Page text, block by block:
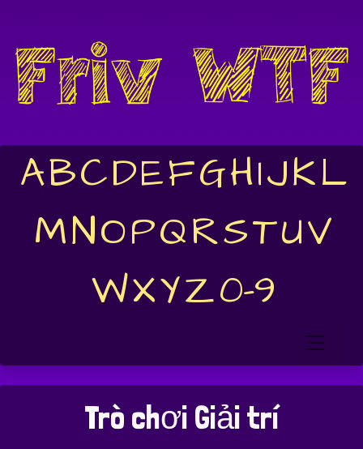
ABCDEFGHIJKL
MNOPQRSTUV
WXYZ0-9
Trò chơi Giải trí